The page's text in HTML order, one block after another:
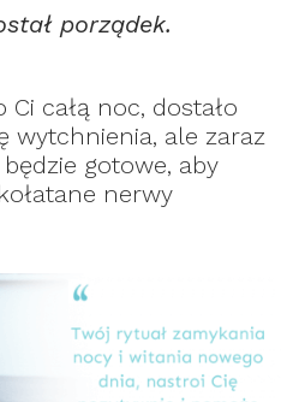
porządek.
Ci całą noc, dostało
wytchnienia, ale zaraz
gotowe, aby
nerwy